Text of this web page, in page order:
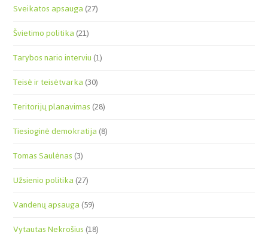
Sveikatos apsauga(27)
Švietimo politika(21)
Tarybos nario interviu(1)
Teisė ir teisėtvarka(30)
Teritorijų planavimas(28)
Tiesioginė demokratija(8)
Tomas Saulėnas(3)
Užsienio politika(27)
Vandenų apsauga(59)
Vytautas Nekrošius(18)